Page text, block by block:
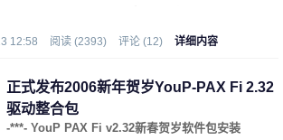
SP1版来卸载.SP1版完整整合包已经上传完毕,
12:58 阅读 (2393) 评论 (12) 详细内容
正式发布2006新年贺岁YouP-PAX Fi 2.32
驱动整合包
-***- YouP PAX Fi v2.32新春贺岁软件包安装